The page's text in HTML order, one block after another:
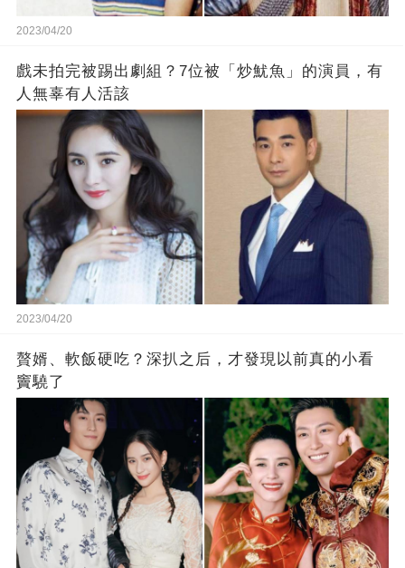
2023/04/20
戲未拍完被踢出劇組？7位被「炒魷魚」的演員，有
人無辜有人活該
2023/04/20
贅婿、軟飯硬吃？深扒之后，才發現以前真的小看
竇驍了